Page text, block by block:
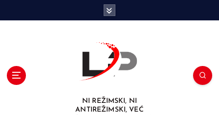
NI REŽIMSKI, NI
ANTIREŽIMSKI, VEĆ